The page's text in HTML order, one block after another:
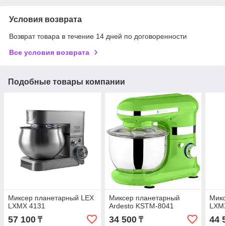
Условия возврата
Возврат товара в течение 14 дней по договоренности
Все условия возврата
Подобные товары компании
Миксер планетарный LEX
LXMX 4131
57 100 ₸
Миксер планетарный
Ardesto KSTM-8041
34 500₸ 44